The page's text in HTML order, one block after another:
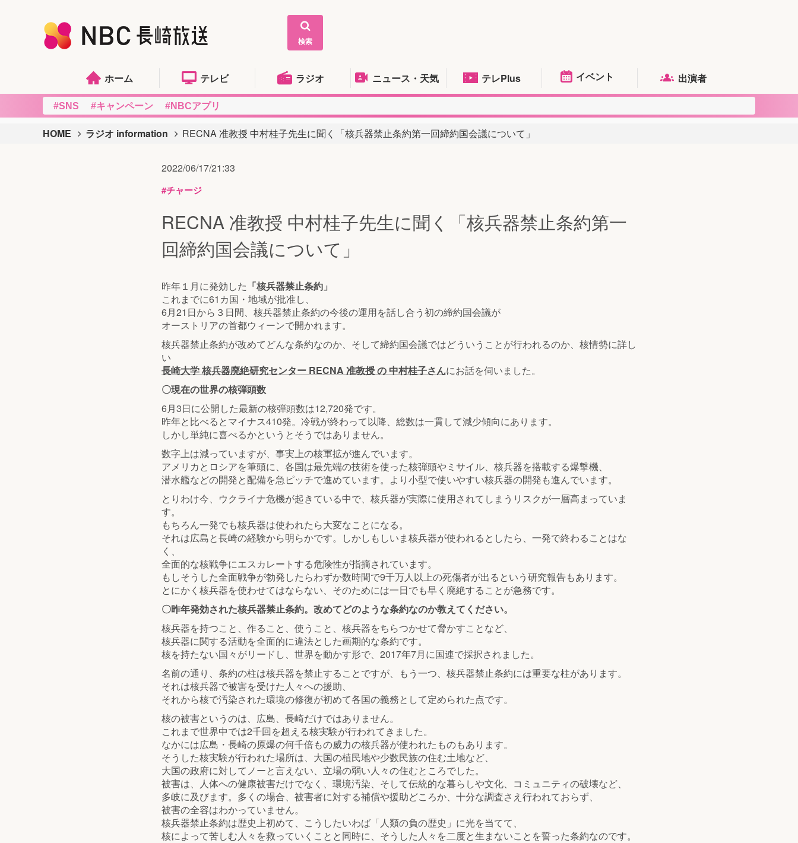
検索
ホーム テレビ ラジオ ニュース・天気 テレPlus イベント 出演者
#SNS #キャンペーン #NBCアプリ
HOME ラジオ information RECNA 准教授 中村桂子先生に聞く「核兵器禁止条約第一回締約国会議について」
2022/06/17/21:33
#チャージ
RECNA 准教授 中村桂子先生に聞く「核兵器禁止条約第一
回締約国会議について」
昨年１月に発効した 「核兵器禁止条約」
これまでに61カ国・地域が批准し、
6月21日から３日間、核兵器禁止条約の今後の運用を話し合う初の締約国会議が
オーストリアの首都ウィーンで開かれます。
核兵器禁止条約が改めてどんな条約なのか、そして締約国会議ではどういうことが行われるのか、核情勢に詳し
い
長崎大学 核兵器廃絶研究センター RECNA 准教授 の 中村桂子さんにお話を伺いました。
〇現在の世界の核弾頭数
6月3日に公開した最新の核弾頭数は12,720発です。
昨年と比べるとマイナス410発。冷戦が終わって以降、総数は一貫して減少傾向にあります。
しかし単純に喜べるかというとそうではありません。
数字上は減っていますが、事実上の核軍拡が進んでいます。
アメリカとロシアを筆頭に、各国は最先端の技術を使った核弾頭やミサイル、核兵器を搭載する爆撃機、
潜水艦などの開発と配備を急ピッチで進めています。より小型で使いやすい核兵器の開発も進んでいます。
とりわけ今、ウクライナ危機が起きている中で、核兵器が実際に使用されてしまうリスクが一層高まっていま
す。
もちろん一発でも核兵器は使われたら大変なことになる。
それは広島と長崎の経験から明らかです。しかしもしいま核兵器が使われるとしたら、一発で終わることはな
く、
全面的な核戦争にエスカレートする危険性が指摘されています。
もしそうした全面戦争が勃発したらわずか数時間で9千万人以上の死傷者が出るという研究報告もあります。
とにかく核兵器を使わせてはならない、そのためには一日でも早く廃絶することが急務です。
〇昨年発効された核兵器禁止条約。改めてどのような条約なのか教えてください。
核兵器を持つこと、作ること、使うこと、核兵器をちらつかせて脅かすことなど、
核兵器に関する活動を全面的に違法とした画期的な条約です。
核を持たない国々がリードし、世界を動かす形で、2017年7月に国連で採択されました。
名前の通り、条約の柱は核兵器を禁止することですが、もう一つ、核兵器禁止条約には重要な柱があります。
それは核兵器で被害を受けた人々への援助、
それから核で汚染された環境の修復が初めて各国の義務として定められた点です。
核の被害というのは、広島、長崎だけではありません。
これまで世界中では2千回を超える核実験が行われてきました。
なかには広島・長崎の原爆の何千倍もの威力の核兵器が使われたものもあります。
そうした核実験が行われた場所は、大国の植民地や少数民族の住む土地など、
大国の政府に対してノーと言えない、立場の弱い人々の住むところでした。
被害は、人体への健康被害だけでなく、環境汚染、そして伝統的な暮らしや文化、コミュニティの破壊など、
多岐に及びます。多くの場合、被害者に対する補償や援助どころか、十分な調査さえ行われておらず、
被害の全容はわかっていません。
核兵器禁止条約は歴史上初めて、こうしたいわば「人類の負の歴史」に光を当てて、
核によって苦しむ人々を救っていくことと同時に、そうした人々を二度と生まないことを誓った条約なのです。